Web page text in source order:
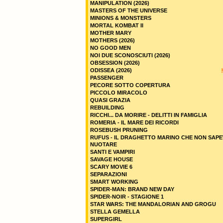
MANIPULATION (2026)
MASTERS OF THE UNIVERSE
MINIONS & MONSTERS
MORTAL KOMBAT II
MOTHER MARY
MOTHERS (2026)
NO GOOD MEN
NOI DUE SCONOSCIUTI (2026)
OBSESSION (2026)
ODISSEA (2026)
PASSENGER
PECORE SOTTO COPERTURA
PICCOLO MIRACOLO
QUASI GRAZIA
REBUILDING
RICCHI... DA MORIRE - DELITTI IN FAMIGLIA
ROMERIA - IL MARE DEI RICORDI
ROSEBUSH PRUNING
RUFUS - IL DRAGHETTO MARINO CHE NON
NUOTARE
SANTI E VAMPIRI
SAVAGE HOUSE
SCARY MOVIE 6
SEPARAZIONI
SMART WORKING
SPIDER-MAN: BRAND NEW DAY
SPIDER-NOIR - STAGIONE 1
STAR WARS: THE MANDALORIAN AND GROGU
STELLA GEMELLA
SUPERGIRL